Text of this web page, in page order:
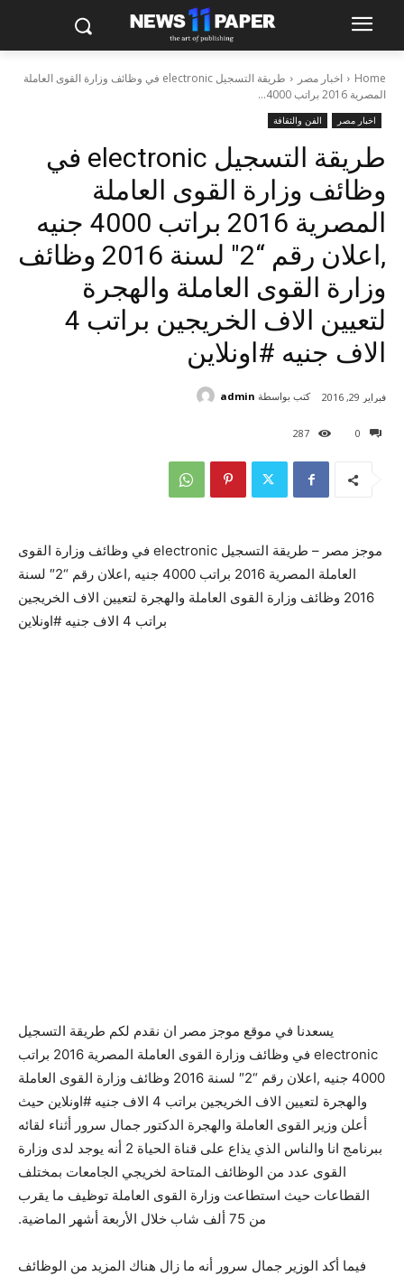
Home اخبار مصر
طريقة التسجيل electronic في وظائف وزارة القوى العاملة
المصرية 2016 براتب 4000...
اخبار مصر الفن والثقافة
طريقة التسجيل electronic في
وظائف وزارة القوى العاملة
المصرية 2016 براتب 4000 جنيه
,اعلان رقم “2″ لسنة 2016 وظائف
وزارة القوى العاملة والهجرة
لتعيين الاف الخريجين براتب 4
الاف جنيه #اونلاين
0
287
فبراير 29, 2016 كتب بواسطة admin
موجز مصر – طريقة التسجيل electronic في وظائف وزارة القوى
العاملة المصرية 2016 براتب 4000 جنيه ,اعلان رقم “2″ لسنة
2016 وظائف وزارة القوى العاملة والهجرة لتعيين الاف الخريجين
براتب 4 الاف جنيه #اونلاين
يسعدنا في موقع موجز مصر ان نقدم لكم طريقة التسجيل
electronic في وظائف وزارة القوى العاملة المصرية 2016 براتب
4000 جنيه ,اعلان رقم “2″ لسنة 2016 وظائف وزارة القوى العاملة
والهجرة لتعيين الاف الخريجين براتب 4 الاف جنيه #اونلاين حيث
أعلن وزير القوى العاملة والهجرة الدكتور جمال سرور أثناء لقائه
ببرنامج انا والناس الذي يذاع على قناة الحياة 2 أنه يوجد لدى وزارة
القوى عدد من الوظائف المتاحة لخريجي الجامعات بمختلف
القطاعات حيث استطاعت وزارة القوى العاملة توظيف ما يقرب
من 75 ألف شاب خلال الأربعة أشهر الماضية.
فيما أكد الوزير جمال سرور أنه ما زال هناك المزيد من الوظائف